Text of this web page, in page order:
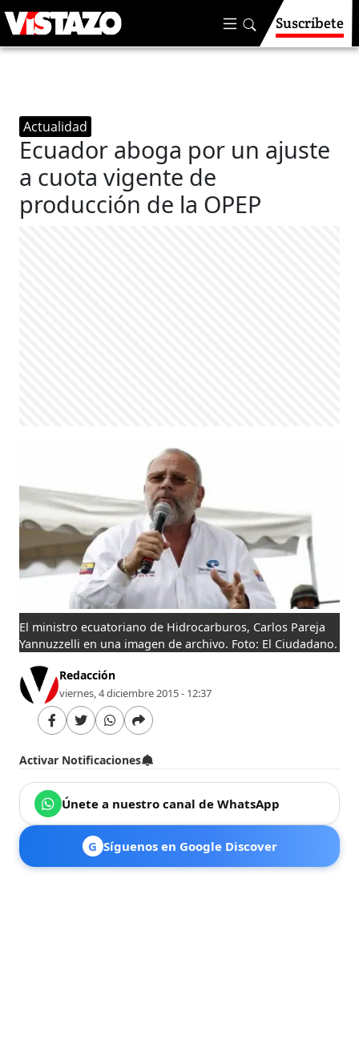
Suscríbete
Actualidad
Ecuador aboga por un ajuste
a cuota vigente de
producción de la OPEP
El ministro ecuatoriano de Hidrocarburos, Carlos Pareja
Yannuzzelli en una imagen de archivo. Foto: El Ciudadano.
Redacción
viernes, 4 diciembre 2015 - 12:37
Activar Notificaciones
Únete a nuestro canal de WhatsApp
G Síguenos en Google Discover